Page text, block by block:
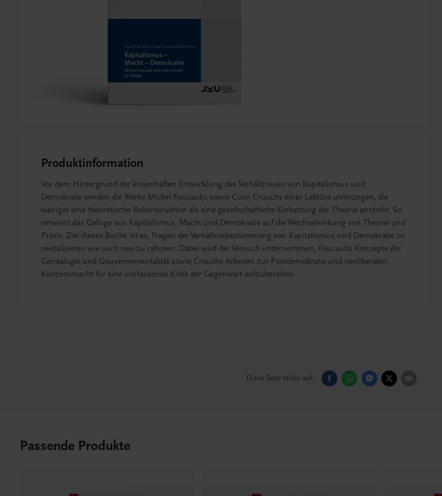
Produktinformation
Vor dem Hintergrund der krisenhaften Entwicklung des Verhältnisses von Kapitalismus und
Demokratie werden die Werke Michel Foucaults sowie Colin Crouchs einer Lektüre unterzogen, die
weniger eine theoretische Rekonstruktion als eine gesellschaftliche Einbettung der Theorie anstrebt. So
verweist das Gefüge aus Kapitalismus, Macht und Demokratie auf die Wechselwirkung von Theorie und
Praxis. Ziel dieses Buchs ist es, Fragen der Verhältnisbestimmung von Kapitalismus und Demokratie zu
revitalisieren wie auch neu zu rahmen. Dabei wird der Versuch unternommen, Foucaults Konzepte der
Genealogie und Gouvernementalität sowie Crouchs Arbeiten zur Postdemokratie und neoliberalen
Konzernmacht für eine umfassende Kritik der Gegenwart aufzubereiten.
Diese Seite teilen auf:
Passende Produkte